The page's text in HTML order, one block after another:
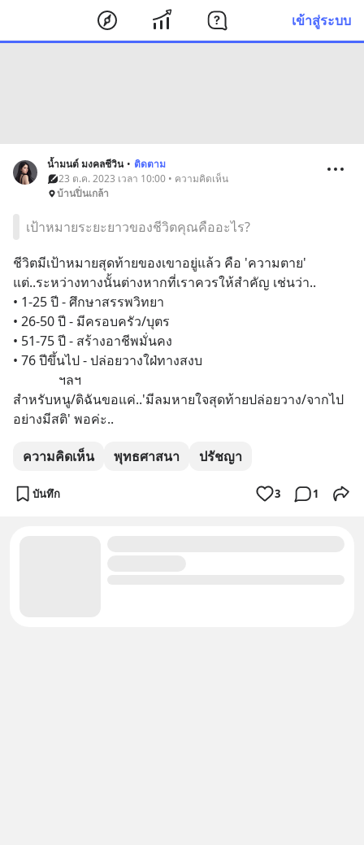
เข้าสู่ระบบ
น้ำมนต์ มงคลชีวิน • ติดตาม
23 ต.ค. 2023 เวลา 10:00 • ความคิดเห็น
บ้านปิ่นเกล้า
เป้าหมายระยะยาวของชีวิตคุณคืออะไร?
ชีวิตมีเป้าหมายสุดท้ายของเขาอยู่แล้ว คือ 'ความตาย'
แต่..ระหว่างทางนั้นต่างหากที่เราควรให้สำคัญ เช่นว่า..
• 1-25 ปี - ศึกษาสรรพวิทยา
• 26-50 ปี - มีครอบครัว/บุตร
• 51-75 ปี - สร้างอาชีพมั่นคง
• 76 ปีขึ้นไป - ปล่อยวางใฝ่ทางสงบ
              ฯลฯ
สำหรับหนู/ดิฉันขอแค่..'มีลมหายใจสุดท้ายปล่อยวาง/จากไป
อย่างมีสติ' พอค่ะ..
ความคิดเห็น พุทธศาสนา ปรัชญา
บันทึก 3 1